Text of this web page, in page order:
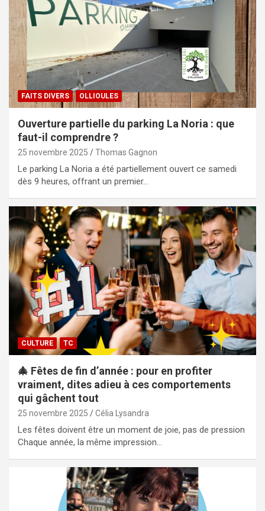
FAITS DIVERS OLLIOULES
Ouverture partielle du parking La Noria : que
faut-il comprendre ?
25 novembre 2025 Thomas Gagnon
Le parking La Noria a été partiellement ouvert ce samedi
dès 9 heures, offrant un premier…
CULTURE TC
🎄 Fêtes de fin d’année : pour en profiter
vraiment, dites adieu à ces comportements
qui gâchent tout
25 novembre 2025 Célia Lysandra
Les fêtes doivent être un moment de joie, pas de pression
Chaque année, la même impression…